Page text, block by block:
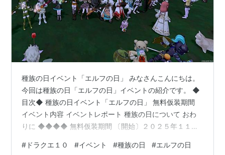
種族の日イベント「エルフの日」 みなさんこんにちは。
今回は種族の日「エルフの日」イベントの紹介です。 ◆
目次◆ 種族の日イベント「エルフの日」 無料仮装期間
イベント内容 イベントレポート 種族の日について おわ
りに ◆◆◆◆ 無料仮装期間 〔開始〕２０２５年１１月
３日（月曜日）２３時５９分 ０時区切りで２４時間の間
# ドラクエ１０ #イベント #種族の日 #エルフの日